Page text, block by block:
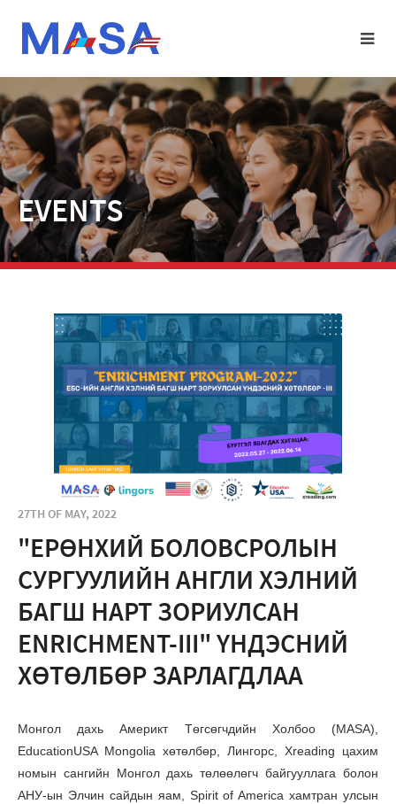
EVENTS
27TH OF MAY, 2022
"EРӨНХИЙ БОЛОВСРОЛЫН
СУРГУУЛИЙН АНГЛИ ХЭЛНИЙ
БАГШ НАРТ ЗОРИУЛСАН
ENRICHMENT-III" ҮНДЭСНИЙ
ХӨТӨЛБӨР ЗАРЛАГДЛАА
Монгол дахь Америкт Төгсөгчдийн Холбоо (MASA),
EducationUSA Mongolia хөтөлбөр, Лингорс, Xreading цахим
номын сангийн Монгол дахь төлөөлөгч байгууллага болон
АНУ-ын Элчин сайдын яам, Spirit of America хамтран улсын